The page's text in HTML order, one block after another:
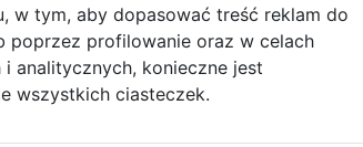
Worek Szkolny Jednorożec
w tym, aby dopasować treść reklam do
poprzez profilowanie oraz w celach
analitycznych, konieczne jest
wszystkich ciasteczek.